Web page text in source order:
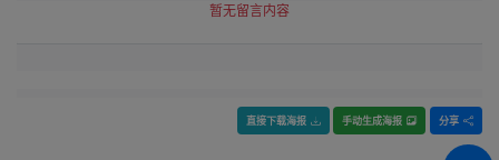
暂无留言内容
直接下载海报 手动生成海报 分享